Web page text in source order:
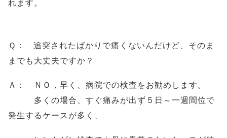
れます。
Ｑ：
追突されたばかりで痛くないんだけど、そのま
までも大丈夫ですか？
Ａ： ＮＯ，早く、病院での検査をお勧めします。
多くの場合、すぐ痛みが出ず５日～一週間位で
発生するケースが多く、